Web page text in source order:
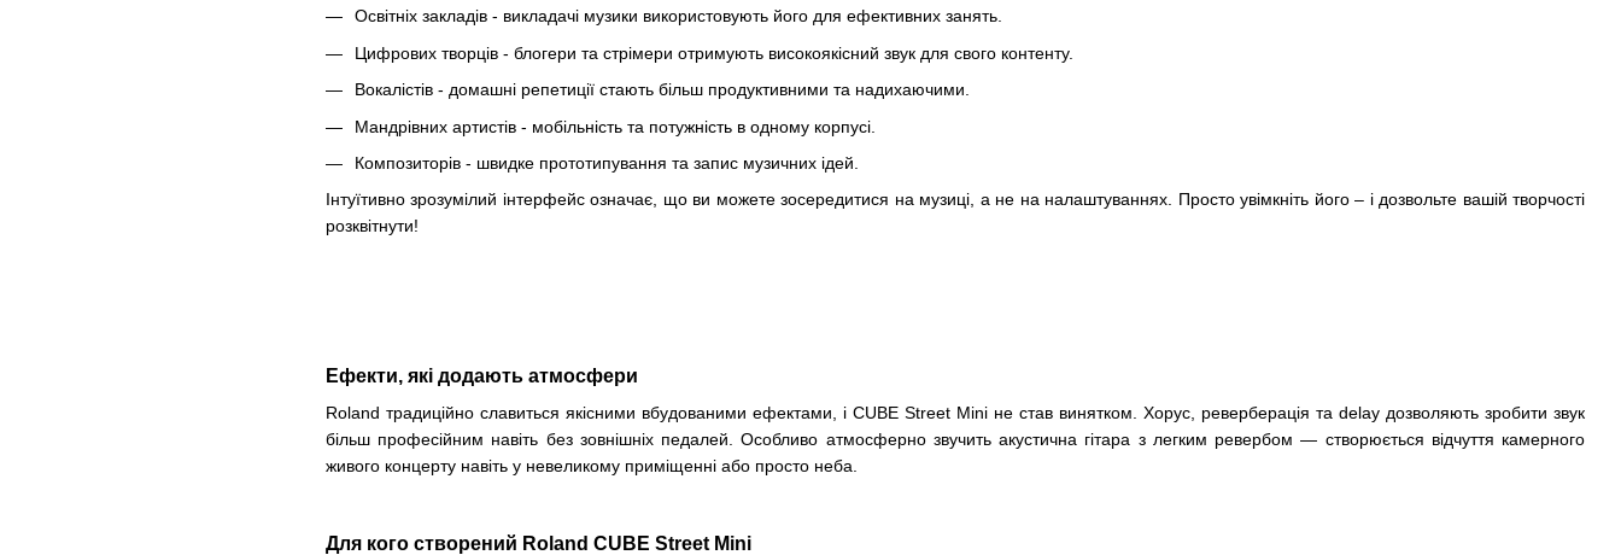
Освітніх закладів - викладачі музики використовують його для ефективних занять.
Цифрових творців - блогери та стрімери отримують високоякісний звук для свого контенту.
Вокалістів - домашні репетиції стають більш продуктивними та надихаючими.
Мандрівних артистів - мобільність та потужність в одному корпусі.
Композиторів - швидке прототипування та запис музичних ідей.
Інтуїтивно зрозумілий інтерфейс означає, що ви можете зосередитися на музиці, а не на налаштуваннях. Просто увімкніть його – і дозвольте вашій творчості
розквітнути!
Ефекти, які додають атмосфери
Roland традиційно славиться якісними вбудованими ефектами, і CUBE Street Mini не став винятком. Хорус, реверберація та delay дозволяють зробити звук
більш професійним навіть без зовнішніх педалей. Особливо атмосферно звучить акустична гітара з легким ревербом — створюється відчуття камерного
живого концерту навіть у невеликому приміщенні або просто неба.
Для кого створений Roland CUBE Street Mini